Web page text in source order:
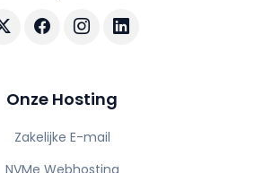
Volg AuraHost op X
Volg AuraHost op Facebook
Volg AuraHost op Instagram
Volg AuraHost op
Onze Hosting
Zakelijke E-mail
NVMe Webhosting